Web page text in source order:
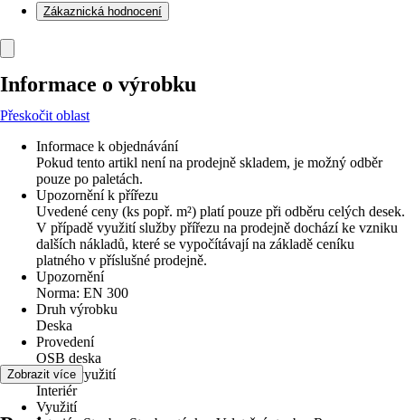
Zákaznická hodnocení
Informace o výrobku
Přeskočit oblast
Informace k objednávání
Pokud tento artikl není na prodejně skladem, je možný odběr
pouze po paletách.
Upozornění k přířezu
Uvedené ceny (ks popř. m²) platí pouze při odběru celých desek.
V případě využití služby přířezu na prodejně dochází ke vzniku
dalších nákladů, které se vypočítávají na základě ceníku
platného v příslušné prodejně.
Upozornění
Norma: EN 300
Druh výrobku
Deska
Provedení
OSB deska
Oblast využití
Interiér
Využití
Zobrazit více